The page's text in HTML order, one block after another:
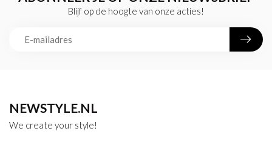
Blijf op de hoogte van onze acties!
NEWSTYLE.NL
We create your style!